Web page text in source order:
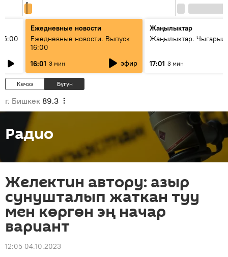
Ежедневные новости
Ежедневные новости. Выпуск
16:00
16:01 3 мин эфир
Жаңылыктар
Жаңылыктар.
17:01 3 мин
Кечээ Бүгүн
г. Бишкек 89.3
Радио
Желектин автору: азыр
сунушталып жаткан туу
мен көргөн эң начар
вариант
12:05 04.10.2023